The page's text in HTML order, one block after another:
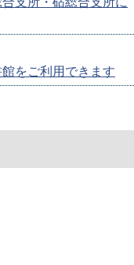
をご利用できます